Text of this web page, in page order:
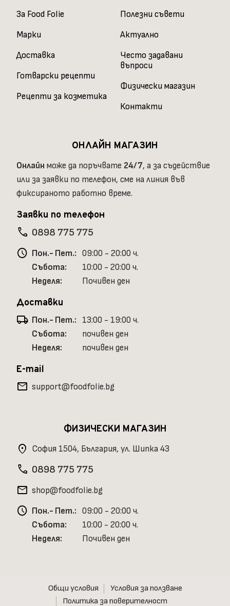
За Food Folie
Марки
Доставка
Готварски рецепти
Рецепти за козметика
Полезни съвети
Актуално
Често задавани
въпроси
Физически магазин
Контакти
ОНЛАЙН МАГАЗИН
Онлайн може да поръчвате 24/7, а за съдействие
или за заявки по телефон, сме на линия във
фиксираното работно време.
Заявки по телефон
phone 0898 775 775
schedule Пон.- Пет.: 09:00 - 20:00 ч.
Събота:
10:00 - 20:00 ч.
Неделя:
Почивен ден
Доставки
local_shipping Пон.- Пет.:
13:00 - 19:00 ч.
Събота:
почивен ден
Неделя:
почивен ден
E-mail
mail support@foodfolie.bg
ФИЗИЧЕСКИ МАГАЗИН
location_on София 1504, България, ул. Шипка 43
phone 0898 775 775
mail shop@foodfolie.bg
schedule Пон.- Пет.: 09:00 - 20:00 ч.
Събота:
10:00 - 20:00 ч.
Неделя:
Почивен ден
Общи условия
Условия за ползване
Политика за поверителност